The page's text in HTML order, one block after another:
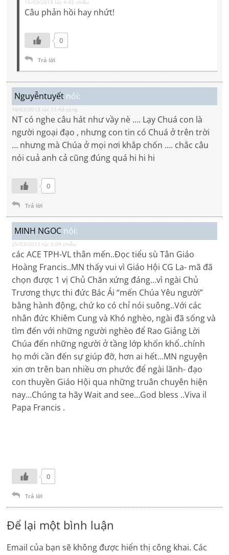
15/03/2013 lúc 4:42 chiều
Câu phản hồi hay nhứt!
0
Trả lời
Nguyễntuyết nói:
16/03/2013 lúc 11:43 sáng
NT có nghe câu hát như vầy nè …. Lạy Chuá con là
người ngoại đạo , nhưng con tin có Chuá ở trên trời
… nhưng mà Chúa ở mọi nơi khắp chốn …. chắc câu
nói cuả anh cả cũng đúng quá hi hi hi
0
Trả lời
MINH NGOC nói:
25/03/2013 lúc 5:09 chiều
các ACE TPH-VL thân mến..Đọc tiểu sù Tân Giáo
Hoàng Francis..MN thấy vui vì Giáo Hội CG La- mã đã
chọn được 1 vị Chủ Chăn xứng đáng…vì ngài Chủ
Trương thực thi đức Bác Ái “mến Chúa Yêu người”
bằng hành động, chứ ko có chỉ nói suông..Với các
nhân đức Khiêm Cung và Khó nghèo, ngài đã sống và
tìm đến với những người nghèo để Rao Giảng Lời
Chúa đến những người ở tầng lớp khốn khổ..chính
họ mới cần đến sự giúp đỡ, hơn ai hết…MN nguyện
xin ơn trên ban nhiều ơn phước để ngài lãnh- đạo
con thuyền Giáo Hội qua những truân chuyên hiện
nay…Chúng ta hãy Wait and see…God bless ..Viva il
Papa Francis .
0
Trả lời
Để lại một bình luận
Email của bạn sẽ không được hiển thị công khai. Các